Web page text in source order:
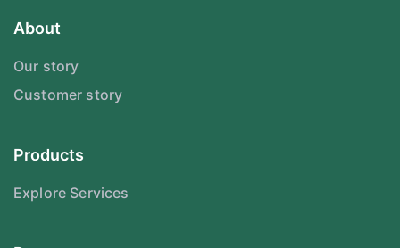
About
Our story
Customer story
Products
Explore Services